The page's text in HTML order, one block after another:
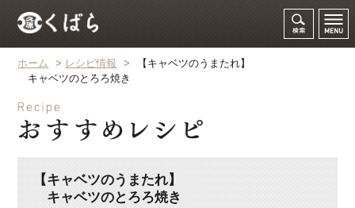
ホーム > レシピ情報 >
【キャベツのうまたれ】
キャベツのとろろ焼き
【キャベツのうまたれ】
キャベツのとろろ焼き